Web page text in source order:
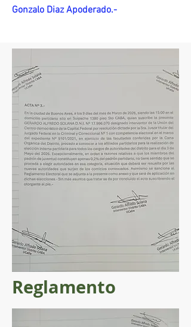
Gonzalo Diaz Apoderado.-
Reglamento